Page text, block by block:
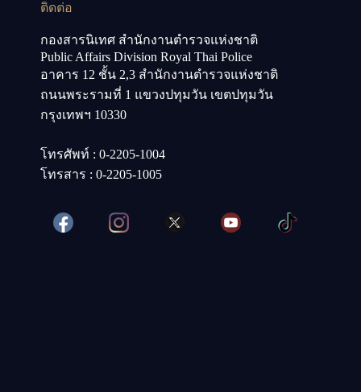
ติดต่อ
กองสารนิเทศ สำนักงานตำรวจแห่งชาติ
Public Affairs Division Royal Thai Police
อาคาร 12 ชั้น 2,3 สำนักงานตำรวจแห่งชาติ
ถนนพระรามที่ 1 แขวงปทุมวัน เขตปทุมวัน
กรุงเทพฯ 10330
โทรศัพท์ : 0-2205-1004
โทรสาร : 0-2205-1005